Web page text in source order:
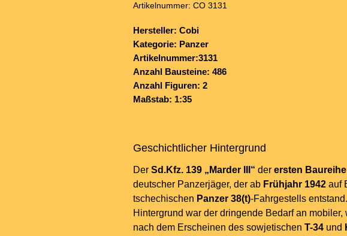
Artikelnummer: CO 3131
Hersteller: Cobi
Kategorie: Panzer
Artikelnummer:3131
Anzahl Bausteine: 486
Anzahl Figuren: 2
Maßstab: 1:35
Geschichtlicher Hintergrund
Der Sd.Kfz. 139 „Marder III“ der ersten Baureihe
deutscher Panzerjäger, der ab Frühjahr 1942 auf
tschechischen Panzer 38(t)-Fahrgestells entstand.
Hintergrund war der dringende Bedarf an
nach dem Erscheinen des sowjetischen T-34 und